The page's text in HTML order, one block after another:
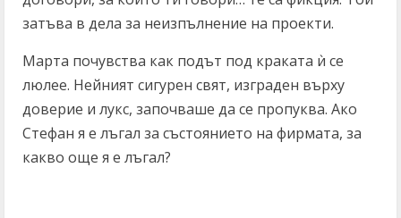
затъва в дела за неизпълнение на проекти.
Марта почувства как подът под краката ѝ се
люлее. Нейният сигурен свят, изграден върху
доверие и лукс, започваше да се пропуква. Ако
Стефан я е лъгал за състоянието на фирмата, за
какво още я е лъгал?